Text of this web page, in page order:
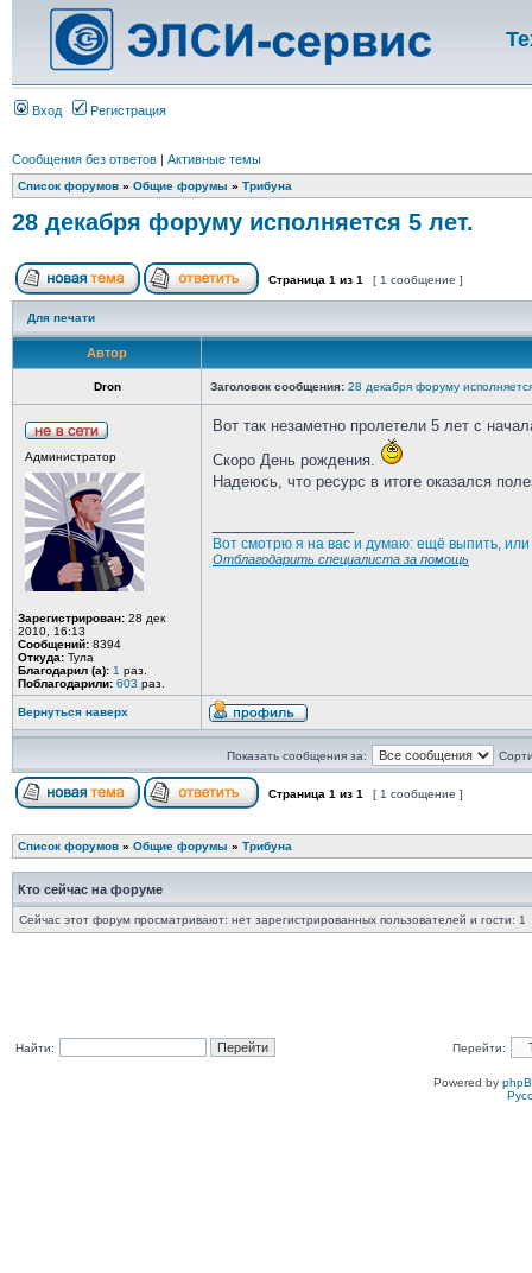
Вход Регистрация
Сообщения без ответов | Активные темы
Список форумов » Общие форумы » Трибуна
28 декабря форуму исполняется 5 лет.
Страница 1 из 1 [ 1 сообщение ]
Для печати
Автор
Dron Заголовок сообщения: 28 декабря форуму
Администратор
Зарегистрирован: 28 дек
2010, 16:13
Сообщений: 8394
Откуда: Тула
Благодарил (а): 1 раз.
Поблагодарили: 603 раз.
Вот так незаметно пролетели 5 лет с
Скоро День рождения.
Надеюсь, что ресурс в итоге оказался
Вот смотрю я на вас и думаю: ещё выпить,
Отблагодарить специалиста за помощь
Вернуться наверх
Показать сообщения за:
Страница 1 из 1 [ 1 сообщение ]
Список форумов » Общие форумы » Трибуна
Кто сейчас на форуме
Сейчас этот форум просматривают: нет зарегистрированных пользователей и гости: 1
Найти: Перейти:
Powered by